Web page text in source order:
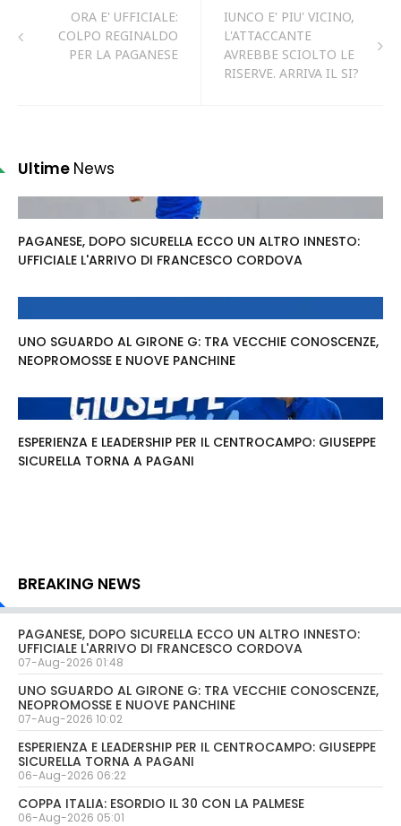
ORA E' UFFICIALE:
COLPO REGINALDO
PER LA PAGANESE
IUNCO E' PIU' VICINO,
L'ATTACCANTE
AVREBBE SCIOLTO LE
RISERVE. ARRIVA IL SI?
Ultime News
PAGANESE, DOPO SICURELLA ECCO UN ALTRO INNESTO:
UFFICIALE L'ARRIVO DI FRANCESCO CORDOVA
UNO SGUARDO AL GIRONE G: TRA VECCHIE CONOSCENZE,
NEOPROMOSSE E NUOVE PANCHINE
ESPERIENZA E LEADERSHIP PER IL CENTROCAMPO: GIUSEPPE
SICURELLA TORNA A PAGANI
BREAKING NEWS
PAGANESE, DOPO SICURELLA ECCO UN ALTRO INNESTO:
UFFICIALE L'ARRIVO DI FRANCESCO CORDOVA
07-Aug-2026 01:48
UNO SGUARDO AL GIRONE G: TRA VECCHIE CONOSCENZE,
NEOPROMOSSE E NUOVE PANCHINE
07-Aug-2026 10:02
ESPERIENZA E LEADERSHIP PER IL CENTROCAMPO: GIUSEPPE
SICURELLA TORNA A PAGANI
06-Aug-2026 06:22
COPPA ITALIA: ESORDIO IL 30 CON LA PALMESE
06-Aug-2026 05:01